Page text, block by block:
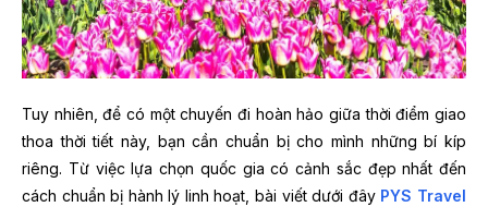
Tuy nhiên, để có một chuyến đi hoàn hảo giữa thời điểm giao
thoa thời tiết này, bạn cần chuẩn bị cho mình những bí kíp
riêng. Từ việc lựa chọn quốc gia có cảnh sắc đẹp nhất đến
cách chuẩn bị hành lý linh hoạt, bài viết dưới đây PYS Travel